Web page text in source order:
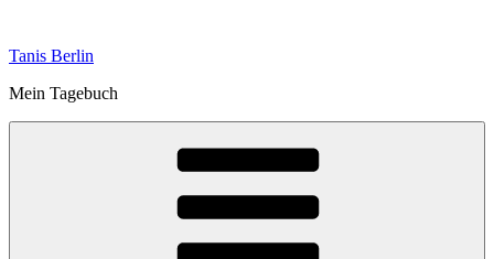
springen
Tanis Berlin
Mein Tagebuch